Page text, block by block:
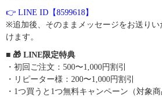
👉 LINE ID【8599618】
※追加後、そのままメッセージをお送り
けます。
■ 🎁 LINE限定特典
・初回ご注文：500〜1,000円割引
・リピーター様：200〜1,000円割引
・1つ買うと1つ無料キャンペーン（対象商